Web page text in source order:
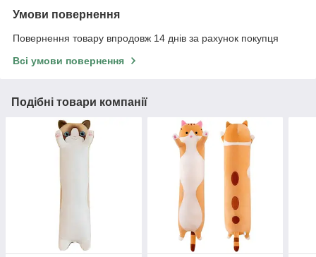
Умови повернення
Повернення товару впродовж 14 днів за рахунок покупця
Всі умови повернення
Подібні товари компанії